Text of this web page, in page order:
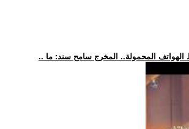
الهواتف المحمولة.. المخرج سامح سند: ما